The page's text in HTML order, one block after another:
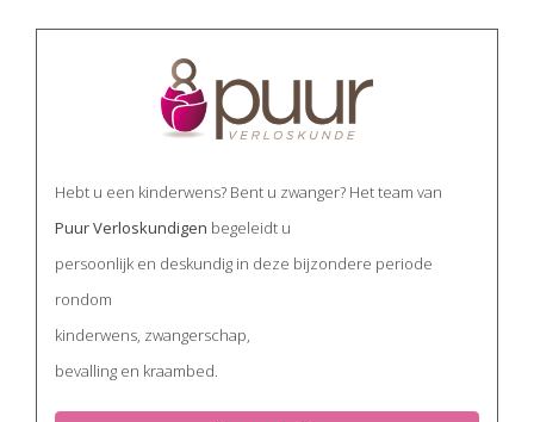
Hebt u een kinderwens? Bent u zwanger? Het team van
Puur Verloskundigen begeleidt u
persoonlijk en deskundig in deze bijzondere periode
rondom
kinderwens, zwangerschap,
bevalling en kraambed.